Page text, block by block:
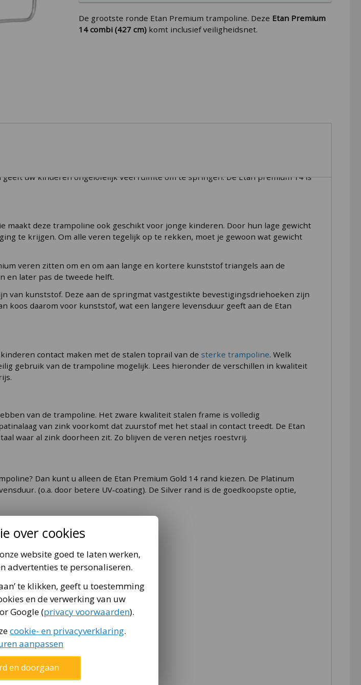
De grootste ronde Etan Premium trampoline. Deze Etan Premium
14 combi (427 cm) komt inclusief veiligheidsnet.
uw kinderen ongelofelijk veel ruimte om te springen. De Etan premium 14 is
deze trampoline ook geschikt voor jonge kinderen. Door hun lage gewicht
te krijgen. Om alle veren tegelijk op te rekken, moet je gewoon wat gewicht
veren zitten om en om aan lange en kortere kunststof triangels aan de
en later pas de tweede helft.
van kunststof. Deze aan de springmat vastgestikte bevestigingsdriehoeken zijn
koos daarom voor kunststof, wat een langere levensduur geeft aan de Etan
contact maken met de stalen toprail van de sterke trampoline. Welk
gebruik van de trampoline mogelijk. Lees hieronder de verschillen in kwaliteit
van de trampoline. Het zware kwaliteit stalen frame is volledig
van zink voorkomt dat zuurstof met het staal in contact treedt. De Etan
waar al zink doorheen zit. Zo blijven de veren netjes roestvrij.
Dan kunt u alleen de Etan Premium Gold 14 rand kiezen. De Platinum
(o.a. door betere UV-coating). De Silver rand is de goedkoopste optie,
over cookies
website goed te laten werken,
advertenties te personaliseren.
te klikken, geeft u toestemming
en de verwerking van uw
Google (privacy voorwaarden).
cookie- en privacyverklaring.
aanpassen
en doorgaan